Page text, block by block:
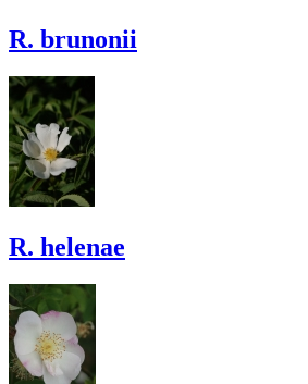
R. brunonii
R. helenae